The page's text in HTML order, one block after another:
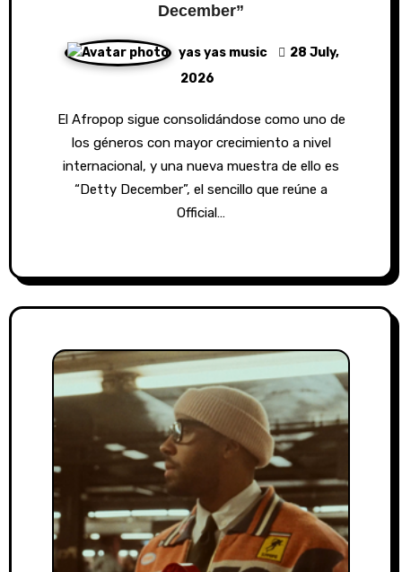
December”
yas yas music
28 July,
2026
El Afropop sigue consolidándose como uno de
los géneros con mayor crecimiento a nivel
internacional, y una nueva muestra de ello es
“Detty December”, el sencillo que reúne a
Official…